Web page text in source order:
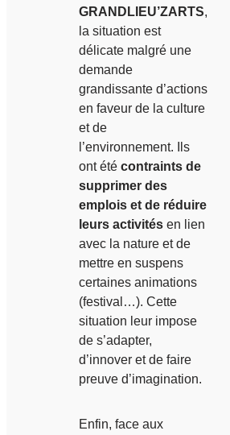
GRANDLIEU’ZARTS,
la situation est
délicate malgré une
demande
grandissante d’actions
en faveur de la culture
et de
l’environnement. Ils
ont été contraints de
supprimer des
emplois et de réduire
leurs activités en lien
avec la nature et de
mettre en suspens
certaines animations
(festival…). Cette
situation leur impose
de s’adapter,
d’innover et de faire
preuve d’imagination.
Enfin, face aux